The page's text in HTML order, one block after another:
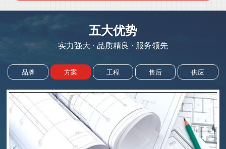
五大优势
实力强大 · 品质精良 · 服务领先
品牌 方案 工程 售后 供应